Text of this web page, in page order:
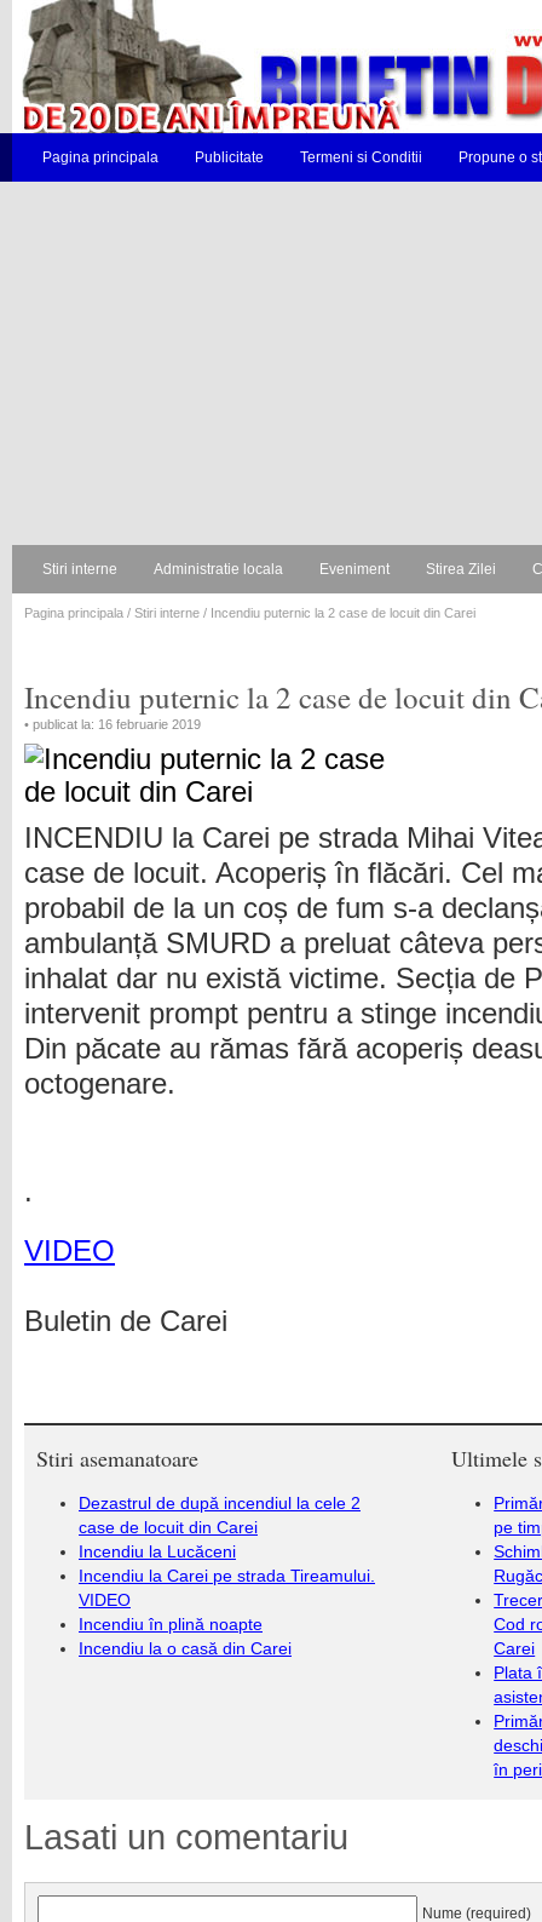
Pagina principala Publicitate Termeni si Conditii Propune o
Stiri interne Administratie locala Eveniment Stirea Zilei
Pagina principala / Stiri interne / Incendiu puternic la 2 case de locuit din Carei
Incendiu puternic la 2 case de locuit din
• publicat la: 16 februarie 2019
INCENDIU la Carei pe strada Mihai
case de locuit. Acoperiș în flăcări. Cel
probabil de la un coș de fum s-a
ambulanță SMURD a preluat câteva
inhalat dar nu există victime. Secția de
intervenit prompt pentru a stinge
Din păcate au rămas fără acoperiș
octogenare.
.
VIDEO
Buletin de Carei
Stiri asemanatoare
Dezastrul de după incendiul la cele 2
case de locuit din Carei
Incendiu la Lucăceni
Incendiu la Carei pe strada Tireamului.
VIDEO
Incendiu în plină noapte
Incendiu la o casă din Carei
Ultimele
pe
Cod
Carei
Plata
în
Lasati un comentariu
Nume (required)